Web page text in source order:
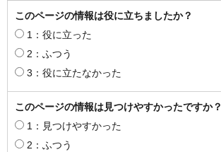
このページの情報は役に立ちましたか？
1：役に立った
2：ふつう
3：役に立たなかった
このページの情報は見つけやすかったですか？
1：見つけやすかった
2：ふつう